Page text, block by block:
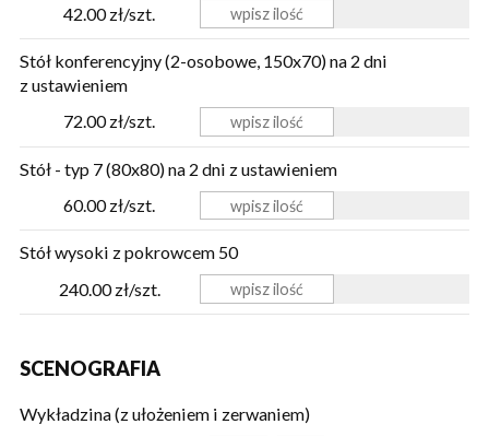
42.00 zł/szt.
Stół konferencyjny (2-osobowe, 150x70) na 2 dni
z ustawieniem
72.00 zł/szt.
Stół - typ 7 (80x80) na 2 dni z ustawieniem
60.00 zł/szt.
Stół wysoki z pokrowcem 50
240.00 zł/szt.
SCENOGRAFIA
Wykładzina (z ułożeniem i zerwaniem)